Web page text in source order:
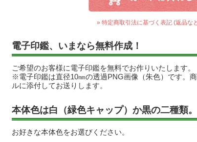
» 特定商取引法に基づく表記 (返品な
電子印鑑、いまなら無料作成！
ご希望のお客様に電子印鑑を無料でお作りいたします。
※電子印鑑は直径10㎜の透過PNG画像（朱色）です。
ルに添付してお送りします。
本体色は白（緑色キャップ）か黒の二種類。
お好きな本体色をお選びください。